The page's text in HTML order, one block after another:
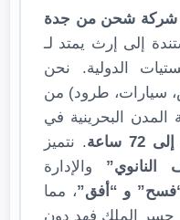
شركة شحن من جدة
مستندة إلى إرث يمتد لـ
الدولية. نحن
طرود) من
البحرينية في
. نتميز
النانوي” والإدارة
و “أفق”، مما
جسر الملك فهد دون